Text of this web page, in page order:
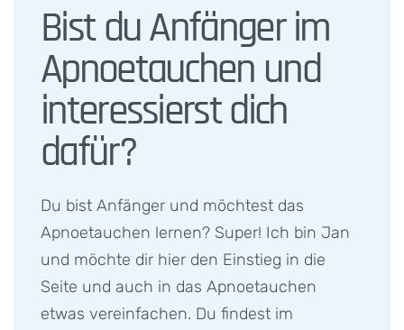
Bist du Anfänger im
Apnoetauchen und
interessierst dich
dafür?​
Du bist Anfänger und möchtest das
Apnoetauchen lernen? Super! Ich bin Jan
und möchte dir hier den Einstieg in die
Seite und auch in das Apnoetauchen
etwas vereinfachen. Du findest im